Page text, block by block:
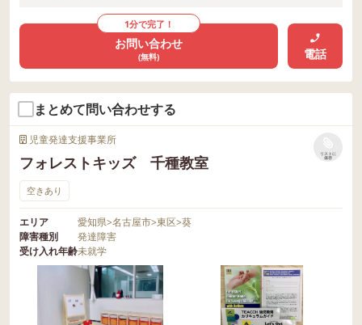
1分で完了！
お問い合わせ
(無料) 電話
まとめて問い合わせする
児童発達支援事業所
フォレストキッズ 千種教室
リストに
保存
空きあり
エリア 愛知県>名古屋市>東区>葵
障害種別
発達障害
受け入れ年齢未就学